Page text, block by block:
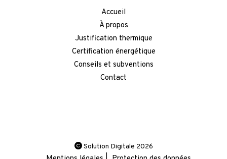
Accueil
À propos
Justification thermique
Certification énergétique
Conseils et subventions
Contact
Solution Digitale 2026